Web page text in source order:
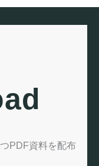
PDF資料を配布